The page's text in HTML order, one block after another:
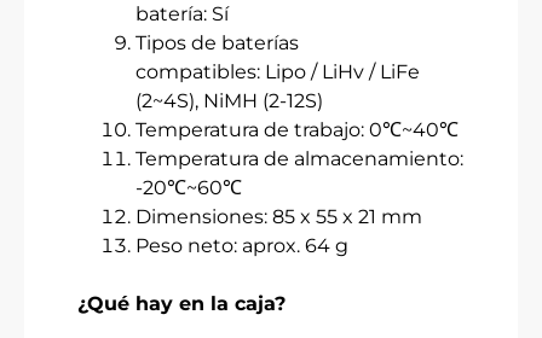
batería: Sí
Tipos de baterías
compatibles: Lipo / LiHv / LiFe
(2~4S), NiMH (2-12S)
Temperatura de trabajo: 0℃~40℃
Temperatura de almacenamiento:
-20℃~60℃
Dimensiones: 85 x 55 x 21 mm
Peso neto: aprox. 64 g
¿Qué hay en la caja?